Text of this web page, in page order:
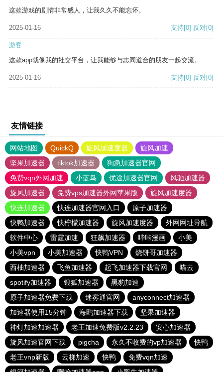
这款游戏的剧情非常感人，让我久久不能忘怀。
2025-01-16 支持[0] 反对[0]
游客
这款app就像我的社交平台，让我能够与志同道合的朋友一起交流。
2025-01-16 支持[0] 反对[0]
友情链接
网站地图 QuickQ 旋风加速度器
旋风加速
坚果加速器
tiktok加速器
狗急加速器官网
免费vqn外网加速
小蓝鸟 优途加速器官网
风驰加速器
旋风加速器
免费vps加速器外网苹果版
旋风加速度器
快连加速器
快连加速器官网入口
原子加速器
快鸭加速器
快柠檬加速器 旋风加速度器
外网网址导航
软件中心
雷霆加速 狂飙加速器 哔咔漫画
小美
小美vpn
小美加速器 快鸭VPN
烧饼哥加速器
西柚加速器
飞鱼加速器 起飞加速器下载官网
喵云
spotify加速器
银狐加速器
黑豹加速
原子加速器免费下载
迷雾通官网
anyconnect加速器
加速器使用15分钟
海鸥加速器下载
坚果加速器
神灯加速加速器
老王加速免费版v2.2.23
安心加速器
旋风加速官网下载
pigcha 永久不收费的vp加速器
快鸭
老王vnp新版
云梯加速 快鸭
免费vqn加速